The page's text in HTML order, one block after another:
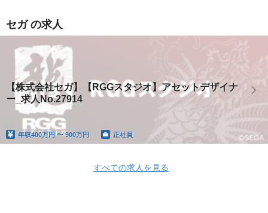
セガ の求人
【株式会社セガ】【RGGスタジオ】アセットデザイナ
ー_求人No.27914
年収400万円 〜 900万円 正社員
すべての求人を見る